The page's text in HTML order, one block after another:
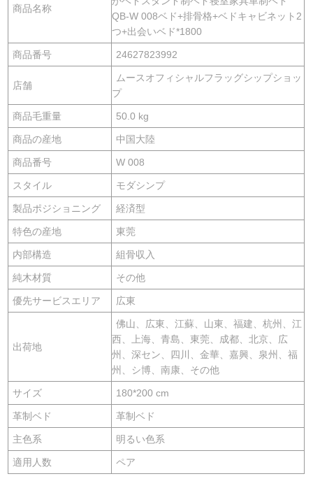
商品名称
QB-W 008ベド+排骨格+ベドキャビネット2
つ+出会いベド*1800
商品番号 24627823992
店舗
ムースオフィシャルフラッグシップショッ
プ
商品毛重量 50.0 kg
商品の産地 中国大陸
商品番号 W 008
スタイル モダシンプ
製品ポジショニング 経済型
特色の産地 東莞
内部構造 組骨収入
純木材質 その他
優先サービスエリア 広東
出荷地
佛山、広東、江蘇、山東、福建、杭州、江
西、上海、青島、東莞、成都、北京、広
州、深セン、四川、金華、嘉興、泉州、福
州、シ博、南康、その他
サイズ 180*200 cm
革制ベド 革制ベド
主色系 明るい色系
適用人数 ペア